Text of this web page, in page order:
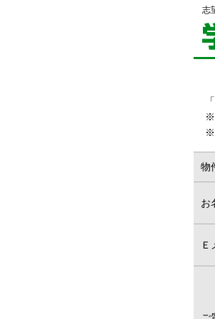
志
※
※
物
お
Ｅ